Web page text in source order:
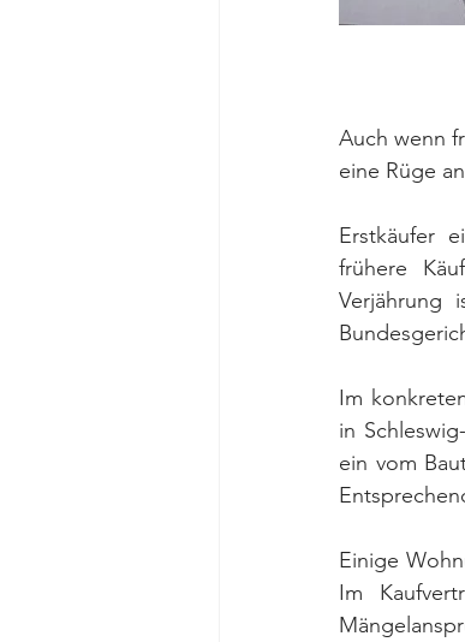
Auch wenn
eine Rüge
Erstkäufer
frühere
Verjährung
Im
in
ein vom
Einige
Im